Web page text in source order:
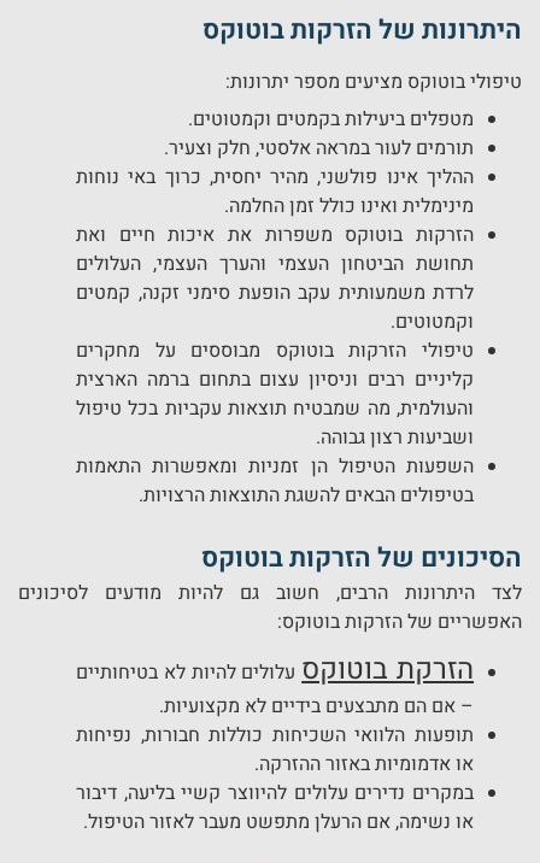
היתרונות של הזרקות בוטוקס
טיפולי בוטוקס מציעים מספר יתרונות:
מטפלים ביעילות בקמטים וקמטוטים.
תורמים לעור במראה אלסטי, חלק וצעיר.
ההליך אינו פולשני, מהיר יחסית, כרוך באי נוחות
מינימלית ואינו כולל זמן החלמה.
הזרקות בוטוקס משפרות את איכות חיים ואת
תחושת הביטחון העצמי והערך העצמי, העלולים
לרדת משמעותית עקב הופעת סימני זקנה, קמטים
וקמטוטים.
טיפולי הזרקות בוטוקס מבוססים על מחקרים
קליניים רבים וניסיון עצום בתחום ברמה הארצית
והעולמית, מה שמבטיח תוצאות עקביות בכל טיפול
ושביעות רצון גבוהה.
השפעות הטיפול הן זמניות ומאפשרות התאמות
בטיפולים הבאים להשגת התוצאות הרצויות.
הסיכונים של הזרקות בוטוקס
לצד היתרונות הרבים, חשוב גם להיות מודעים לסיכונים
האפשריים של הזרקות בוטוקס:
הזרקת בוטוקס עלולים להיות לא בטיחותיים
– אם הם מתבצעים בידיים לא מקצועיות.
תופעות הלוואי השכיחות כוללות חבורות, נפיחות
או אדמומיות באזור ההזרקה.
במקרים נדירים עלולים להיווצר קשיי בליעה, דיבור
או נשימה, אם הרעלן מתפשט מעבר לאזור הטיפול.